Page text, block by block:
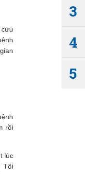
cứu
rồi
lúc
Tôi
3
4
5